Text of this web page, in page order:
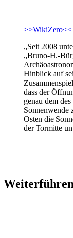
>>WikiZero<<
„Seit 2008
„Bruno-H.-
Hinblick auf
dass der
genau dem
Sonnenwende
Osten die
der Tormitte